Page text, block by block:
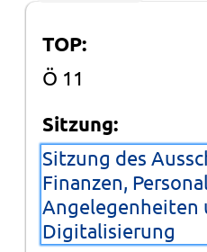
TOP:
Ö 11
Sitzung:
Sitzung des
Finanzen,
Angelegenheiten
Digitalisierung